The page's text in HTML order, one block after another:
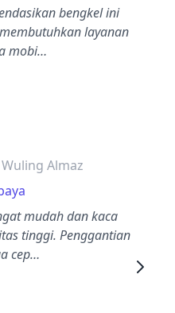
bengkel ini
layanan
mobi…
bintang lima
Almaz
mudah dan kaca
tinggi. Penggantian
cep…